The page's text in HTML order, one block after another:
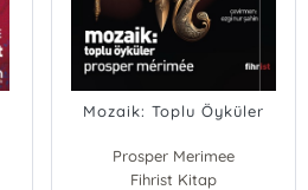
Mozaik: Toplu Öyküler
Prosper Merimee
Fihrist Kitap